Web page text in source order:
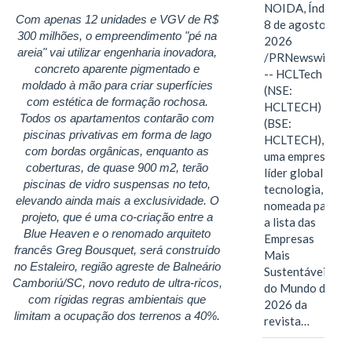
Com apenas 12 unidades e VGV de R$
300 milhões, o empreendimento "pé na
areia" vai utilizar engenharia inovadora,
concreto aparente pigmentado e
moldado à mão para criar superfícies
com estética de formação rochosa.
Todos os apartamentos contarão com
piscinas privativas em forma de lago
com bordas orgânicas, enquanto as
coberturas, de quase 900 m2, terão
piscinas de vidro suspensas no teto,
elevando ainda mais a exclusividade. O
projeto, que é uma co-criação entre a
Blue Heaven e o renomado arquiteto
francês Greg Bousquet, será construído
no Estaleiro, região agreste de Balneário
Camboriú/SC, novo reduto de ultra-ricos,
com rígidas regras ambientais que
limitam a ocupação dos terrenos a 40%.
NOIDA, Índia,
8 de agosto de
2026
/PRNewswire/
-- HCLTech
(NSE:
HCLTECH)
(BSE:
HCLTECH),
uma empresa
líder global em
tecnologia, foi
nomeada para
a lista das
Empresas
Mais
Sustentáveis
do Mundo de
2026 da
revista…